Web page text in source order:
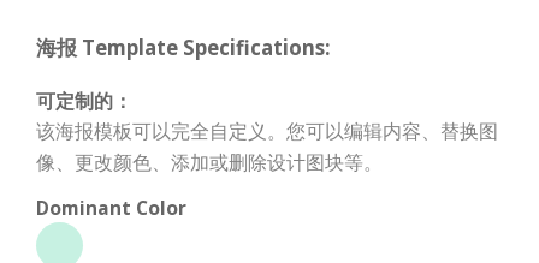
海报 Template Specifications:
可定制的：
该海报模板可以完全自定义。您可以编辑内容、替换图
像、更改颜色、添加或删除设计图块等。
Dominant Color